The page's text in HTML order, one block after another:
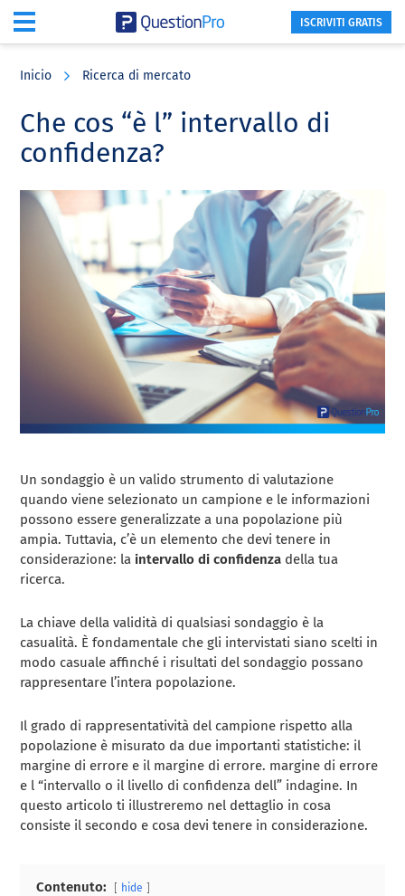
content
sidebar
ISCRIVITI GRATIS
Inicio Ricerca di mercato
Che cos “è l” intervallo di
confidenza?
Un sondaggio è un valido strumento di valutazione
quando viene selezionato un campione e le informazioni
possono essere generalizzate a una popolazione più
ampia. Tuttavia, c’è un elemento che devi tenere in
considerazione: la intervallo di confidenza della tua
ricerca.
La chiave della validità di qualsiasi sondaggio è la
casualità. È fondamentale che gli intervistati siano scelti in
modo casuale affinché i risultati del sondaggio possano
rappresentare l’intera popolazione.
Il grado di rappresentatività del campione rispetto alla
popolazione è misurato da due importanti statistiche: il
margine di errore e il margine di errore. margine di errore
e l “intervallo o il livello di confidenza dell” indagine. In
questo articolo ti illustreremo nel dettaglio in cosa
consiste il secondo e cosa devi tenere in considerazione.
Contenuto: hide